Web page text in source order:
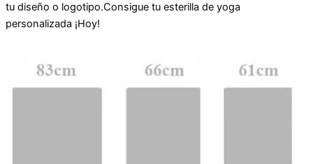
tu diseño o logotipo.Consigue tu esterilla de yoga
personalizada ¡Hoy!